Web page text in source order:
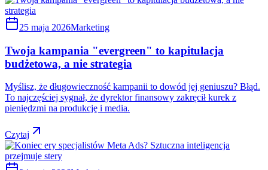
25 maja 2026Marketing
Twoja kampania "evergreen" to kapitulacja
budżetowa, a nie strategia
Myślisz, że długowieczność kampanii to dowód jej geniuszu? Błąd.
To najczęściej sygnał, że dyrektor finansowy zakręcił kurek z
pieniędzmi na produkcję i media.
Czytaj